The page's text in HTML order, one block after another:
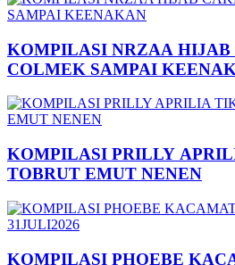
KOMPILASI NRZAA HIJAB
COLMEK SAMPAI
KOMPILASI PRILLY
TOBRUT EMUT NENEN
KOMPILASI PHOEBE